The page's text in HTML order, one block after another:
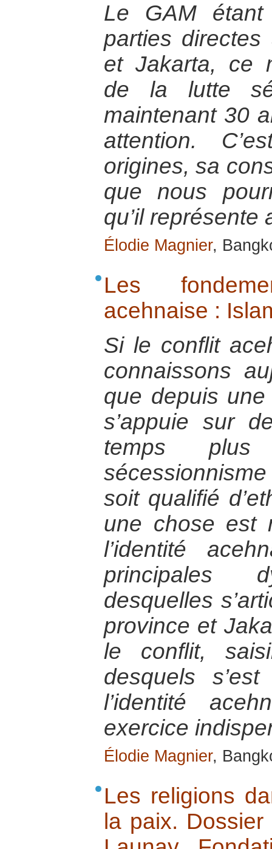
Le GAM étant
parties
et Jakarta, ce
de la lutte
maintenant 30
attention.
origines, sa
que nous
qu’il représente
Élodie Magnier,
Les
acehnaise :
Si le conflit
connaissons
que depuis une
s’appuie sur
temps
soit qualifié
une chose est
l’identité
principales
desquelles
province et
le conflit,
desquels
l’identité
exercice
Élodie Magnier,
Les religions
la paix.